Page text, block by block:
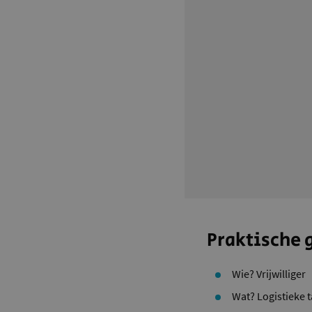
Praktische
Wie? Vrijwilliger
Wat? Logistieke